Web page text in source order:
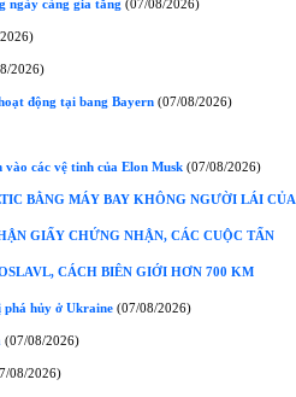
ngày càng gia tăng (07/08/2026)
2026)
động tại bang Bayern(07/08/2026)
các vệ tinh của Elon Musk(07/08/2026)
BẰNG MÁY BAY KHÔNG NGƯỜI LÁI CỦA
GIẤY CHỨNG NHẬN, CÁC CUỘC TẤN
CÁCH BIÊN GIỚI HƠN 700 KM
hủy ở Ukraine(07/08/2026)
(07/08/2026)
08/2026)